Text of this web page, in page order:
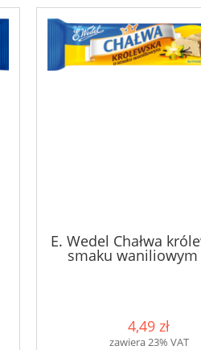
E. Wedel Chałwa
smaku waniliowym
4,49 zł
zawiera 23% VAT